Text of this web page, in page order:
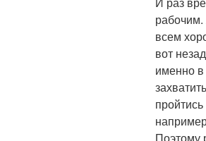
всем
вот
именно